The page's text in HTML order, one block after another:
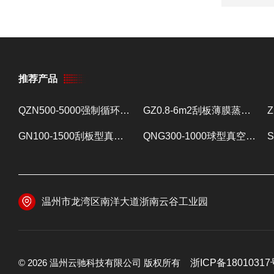
推荐产品
QZN500-5000强制循环蒸发器 蒸发设备 GZ0.8-6m2刮板薄膜蒸发器 提取浓缩设备
GN100-1500刮板型真空减压浓缩器 提取浓缩设备 QNG300-1000球型真空减压浓缩器 提取浓缩设备
温州市龙湾区南洋大道浙南云谷工业园
© 2026 温州云驰科技有限公司 版权所有 浙ICP备18010317